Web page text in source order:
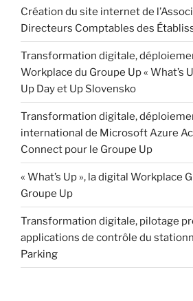
Création du site internet de
Directeurs Comptables des
Transformation digitale,
Workplace du Groupe Up « What’s
Up Day et Up Slovensko
Transformation digitale,
international de Microsoft Azure
Connect pour le Groupe Up
« What’s Up », la digital Workplace
Groupe Up
Transformation digitale, pilotage
applications de contrôle du
Parking